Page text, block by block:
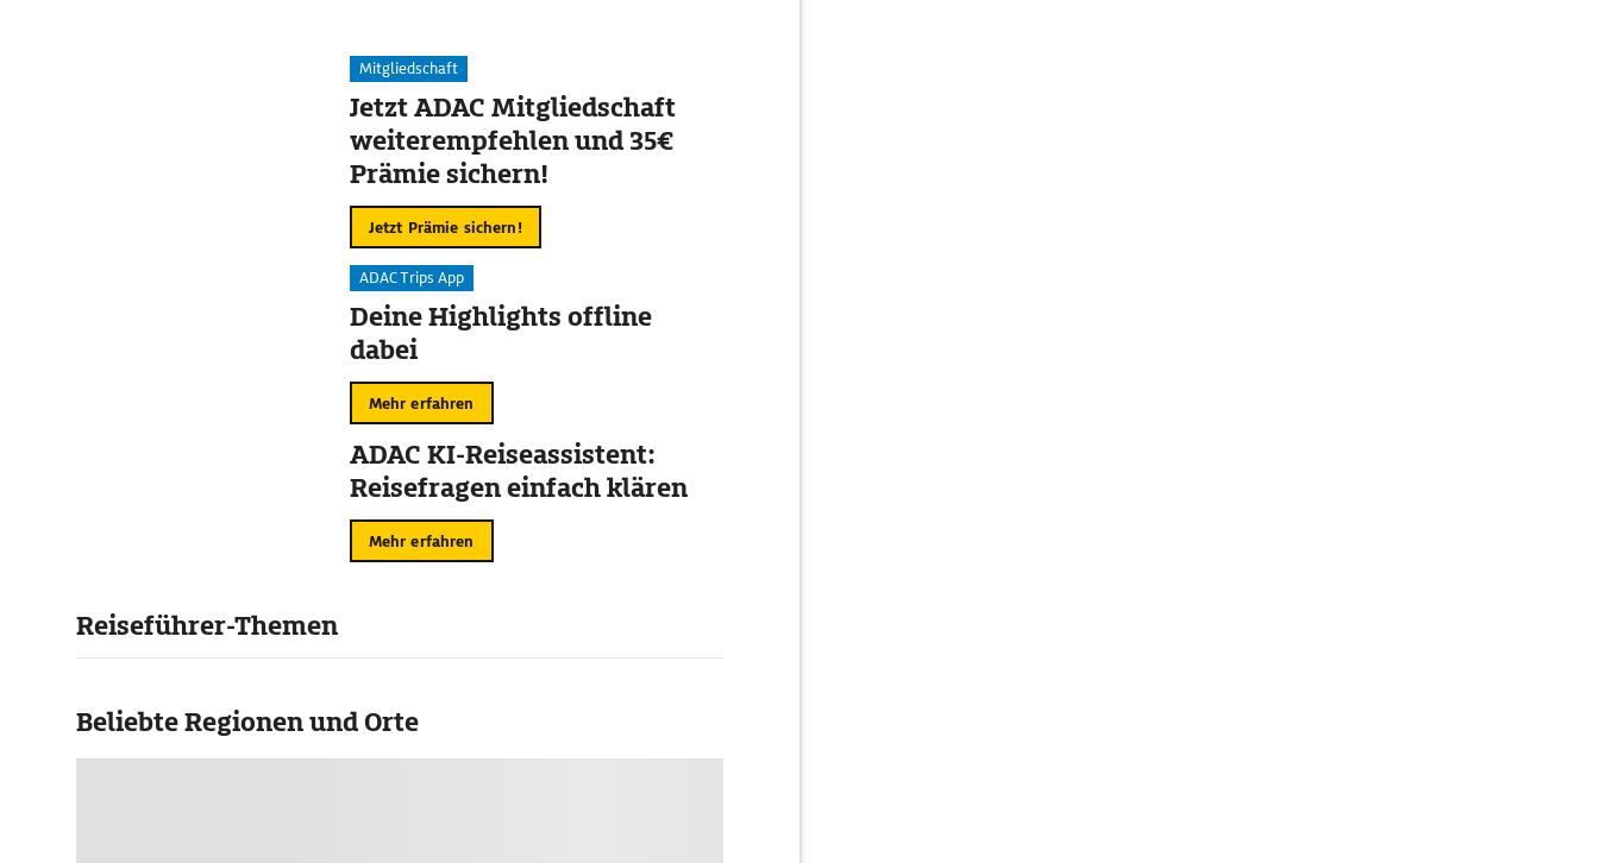
Mitgliedschaft
Jetzt ADAC Mitgliedschaft
weiterempfehlen und 35€
Prämie sichern!
Jetzt Prämie sichern!
ADAC Trips App
Deine Highlights offline
dabei
Mehr erfahren
ADAC KI-Reiseassistent:
Reisefragen einfach klären
Mehr erfahren
Reiseführer-Themen
Beliebte Regionen und Orte